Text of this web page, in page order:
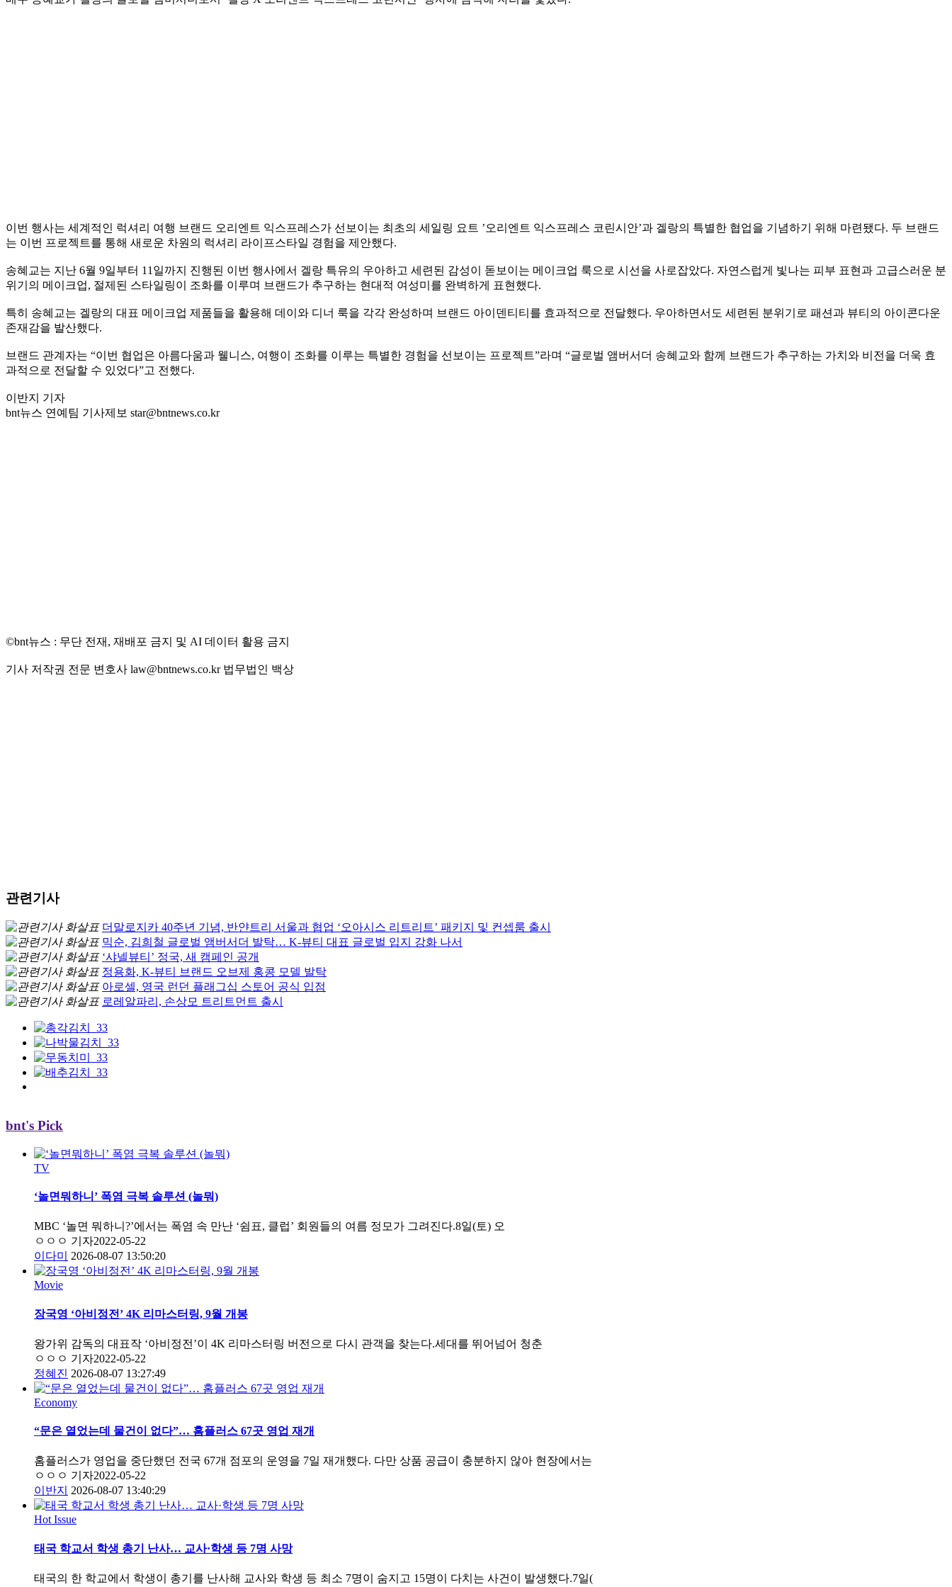
이번 행사는 세계적인 럭셔리 여행 브랜드 오리엔트 익스프레스가 선보이는 최초의 세일링 요트 ’오리엔트 익스프레스 코린시안’과 겔랑의 특별한 협업을 기념하기 위해 마련됐다. 두 브랜드
는 이번 프로젝트를 통해 새로운 차원의 럭셔리 라이프스타일 경험을 제안했다.
송혜교는 지난 6월 9일부터 11일까지 진행된 이번 행사에서 겔랑 특유의 우아하고 세련된 감성이 돋보이는 메이크업 룩으로 시선을 사로잡았다. 자연스럽게 빛나는 피부 표현과 고급스러운 분
위기의 메이크업, 절제된 스타일링이 조화를 이루며 브랜드가 추구하는 현대적 여성미를 완벽하게 표현했다.
특히 송혜교는 겔랑의 대표 메이크업 제품들을 활용해 데이와 디너 룩을 각각 완성하며 브랜드 아이덴티티를 효과적으로 전달했다. 우아하면서도 세련된 분위기로 패션과 뷰티의 아이콘다운
존재감을 발산했다.
브랜드 관계자는 “이번 협업은 아름다움과 웰니스, 여행이 조화를 이루는 특별한 경험을 선보이는 프로젝트”라며 “글로벌 앰버서더 송혜교와 함께 브랜드가 추구하는 가치와 비전을 더욱 효
과적으로 전달할 수 있었다”고 전했다.
이반지 기자
bnt뉴스 연예팀 기사제보 star@bntnews.co.kr
©bnt뉴스 : 무단 전재, 재배포 금지 및 AI 데이터 활용 금지
기사 저작권 전문 변호사 law@bntnews.co.kr 법무법인 백상
관련기사
더말로지카 40주년 기념, 반얀트리 서울과 협업 ‘오아시스 리트리트’ 패키지 및 컨셉룸 출시
믹순, 김희철 글로벌 앰버서더 발탁… K-뷰티 대표 글로벌 입지 강화 나서
‘샤넬뷰티’ 정국, 새 캠페인 공개
정용화, K-뷰티 브랜드 오브제 홍콩 모델 발탁
아로셀, 영국 런던 플래그십 스토어 공식 입점
로레알파리, 손상모 트리트먼트 출시
bnt's Pick
TV
‘놀면뭐하니’ 폭염 극복 솔루션 (놀뭐)
MBC ‘놀면 뭐하니?’에서는 폭염 속 만난 ‘쉼표, 클럽’ 회원들의 여름 정모가 그려진다.8일(토) 오
ㅇㅇㅇ 기자2022-05-22
이다미
2026-08-07 13:50:20
Movie
장국영 ‘아비정전’ 4K 리마스터링, 9월 개봉
왕가위 감독의 대표작 ‘아비정전’이 4K 리마스터링 버전으로 다시 관객을 찾는다.세대를 뛰어넘어 청춘
ㅇㅇㅇ 기자2022-05-22
정혜진 2026-08-07 13:27:49
Economy
“문은 열었는데 물건이 없다”… 홈플러스 67곳 영업 재개
홈플러스가 영업을 중단했던 전국 67개 점포의 운영을 7일 재개했다. 다만 상품 공급이 충분하지 않아 현장에서는
ㅇㅇㅇ 기자2022-05-22
이반지
2026-08-07 13:40:29
Hot Issue
태국 학교서 학생 총기 난사… 교사·학생 등 7명 사망
태국의 한 학교에서 학생이 총기를 난사해 교사와 학생 등 최소 7명이 숨지고 15명이 다치는 사건이 발생했다.7일(